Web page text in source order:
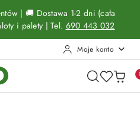
| 🚚 Dostawa 1-2 dni (cała
i palety | Tel. 690 443 032
Moje konto